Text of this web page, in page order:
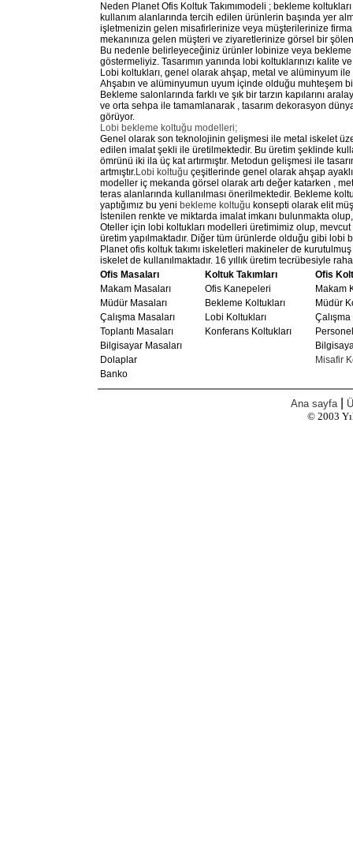
Neden Planet Ofis Koltuk Takımımodeli ; bekleme
kullanım alanlarında tercih edilen ürünlerin başında yer
işletmenizin gelen misafirlerinize veya müşterilerinize
mekanınıza gelen müşteri ve ziyaretlerinize görsel bir
Bu nedenle belirleyeceğiniz ürünler lobinize veya bekleme
göstermeliyiz. Tasarımın yanında lobi koltuklarınızı kalite
Lobi koltukları, genel olarak ahşap, metal ve alüminyum ile
Ahşabın ve alüminyumun uyum içinde olduğu muhteşem
Bekleme salonlarında farklı ve şık bir tarzın kapılarını
ve orta sehpa ile tamamlanarak , tasarım dekorasyon
görüyor.
Lobi bekleme koltuğu modelleri;
Genel olarak son teknolojinin gelişmesi ile metal iskelet
edilen imalat şekli ile üretilmektedir. Bu üretim şeklinde
ömrünü iki ila üç kat artırmıştır. Metodun gelişmesi ile
artmıştır.Lobi koltuğu çeşitlerinde genel olarak ahşap
modeller iç mekanda görsel olarak artı değer katarken ,
teras alanlarında kullanılması önerilmektedir. Bekleme
yaptığımız bu yeni bekleme koltuğu konsepti olarak elit
İstenilen renkte ve miktarda imalat imkanı bulunmakta
Oteller için lobi koltukları modelleri üretimimiz olup,
üretim yapılmaktadır. Diğer tüm ürünlerde olduğu gibi lobi
Planet ofis koltuk takımı iskeletleri makineler de
iskelet de kullanılmaktadır. 16 yıllık üretim tecrübesiyle
Ofis Masaları
Koltuk Takımları
Ofis
Makam Masaları
Ofis Kanepeleri
Makam
Müdür Masaları
Bekleme Koltukları
Müdür
Çalışma Masaları
Lobi Koltukları
Çalışma
Toplantı Masaları
Konferans Koltukları
Bilgisayar Masaları
Dolaplar
Misafir
Banko
Ana sayfa
© 2003